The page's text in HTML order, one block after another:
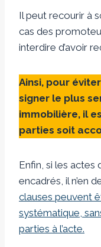
Il peut recourir à
cas des
interdire d’avoir
Ainsi, pour
signer le plus
immobilière, il
parties soit
Enfin, si les
encadrés, il n’en
clauses peuvent
systématique,
parties à l’acte.